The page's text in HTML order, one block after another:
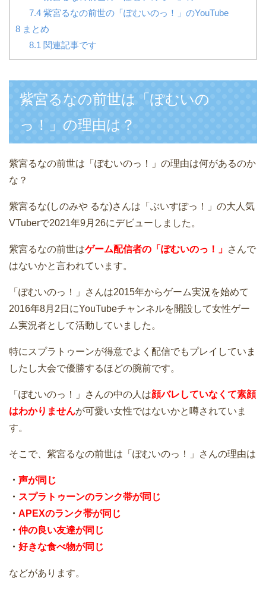
7.4紫宮るなの前世の「ぽむいのっ！」のYouTube
8 まとめ
8.1 関連記事です
紫宮るなの前世は「ぽむいの
っ！」の理由は？
紫宮るなの前世は「ぽむいのっ！」の理由は何があるのか
な？
紫宮るな(しのみや るな)さんは「ぶいすぽっ！」の大人気
VTuberで2021年9月26にデビューしました。
紫宮るなの前世はゲーム配信者の「ぽむいのっ！」 さんで
はないかと言われています。
「ぽむいのっ！」さんは2015年からゲーム実況を始めて
2016年8月2日にYouTubeチャンネルを開設して女性ゲー
ム実況者として活動していました。
特にスプラトゥーンが得意でよく配信でもプレイしていま
したし大会で優勝するほどの腕前です。
「ぽむいのっ！」さんの中の人は顔バレしていなくて素顔
はわかりませんが可愛い女性ではないかと噂されていま
す。
そこで、紫宮るなの前世は「ぽむいのっ！」さんの理由は
・ 声が同じ
・ スプラトゥーンのランク帯が同じ
・ APEXのランク帯が同じ
・ 仲の良い友達が同じ
・ 好きな食べ物が同じ
などがあります。